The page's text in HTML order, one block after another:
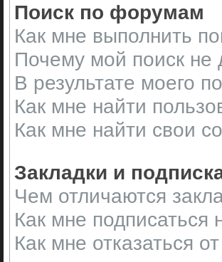
Поиск по форумам
Как мне выполнить
Почему мой поиск не
В результате моего
Как мне найти
Как мне найти свои
Закладки и
Чем отличаются
Как мне
Как мне отказаться